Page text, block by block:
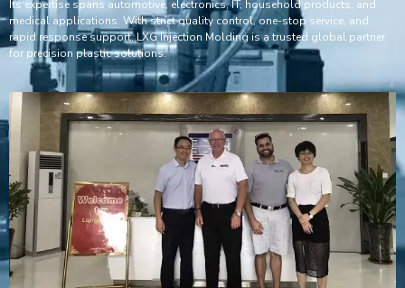
Its expertise spans automotive, electronics, IT, household products, and
medical applications. With strict quality control, one-stop service, and
rapid response support, LXG Injection Molding is a trusted global partner
for precision plastic solutions.